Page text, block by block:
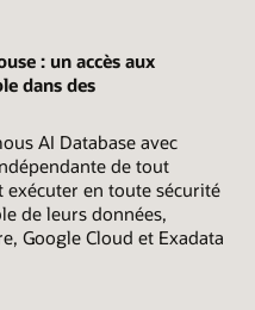
: un accès aux
dans des
AI Database avec
de tout
en toute sécurité
de leurs données,
Google Cloud et Exadata